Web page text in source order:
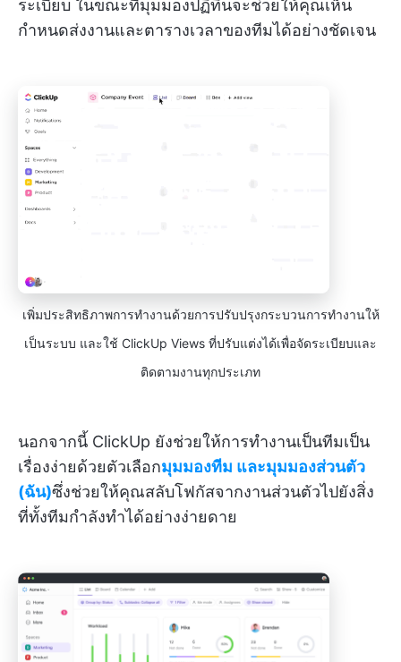
ระเบียบ ในขณะที่มุมมองปฏิทินจะช่วยให้คุณเห็น
กำหนดส่งงานและตารางเวลาของทีมได้อย่างชัดเจน
เพิ่มประสิทธิภาพการทำงานด้วยการปรับปรุงกระบวนการทำงานให้
เป็นระบบ และใช้ ClickUp Views ที่ปรับแต่งได้เพื่อจัดระเบียบและ
ติดตามงานทุกประเภท
นอกจากนี้ ClickUp ยังช่วยให้การทำงานเป็นทีมเป็น
เรื่องง่ายด้วยตัวเลือกมุมมองทีม และมุมมองส่วนตัว
(ฉัน)ซึ่งช่วยให้คุณสลับโฟกัสจากงานส่วนตัวไปยังสิ่ง
ที่ทั้งทีมกำลังทำได้อย่างง่ายดาย